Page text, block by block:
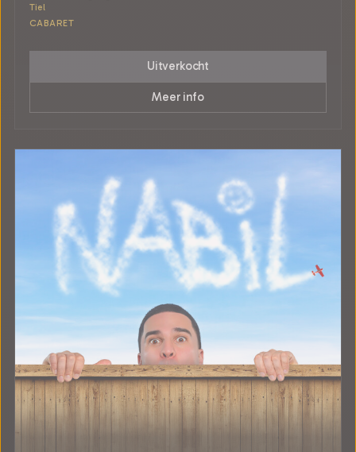
Tiel
CABARET
Uitverkocht
Meer info